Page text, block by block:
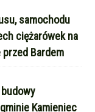
samochodu
ciężarówek na
Bardem
Kamieniec